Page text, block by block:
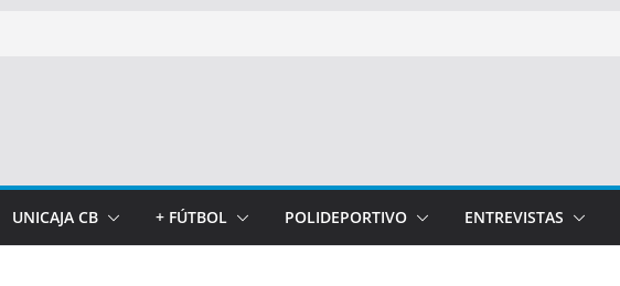
UNICAJA CB + FÚTBOL POLIDEPORTIVO ENTREVISTAS